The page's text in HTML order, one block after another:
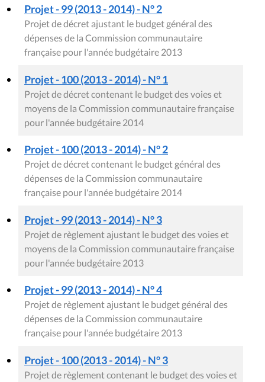
Projet - 99 (2013 - 2014) - N° 2
Projet de décret ajustant le budget général des
dépenses de la Commission communautaire
française pour l'année budgétaire 2013
Projet - 100 (2013 - 2014) - N° 1
Projet de décret contenant le budget des voies et
moyens de la Commission communautaire française
pour l'année budgétaire 2014
Projet - 100 (2013 - 2014) - N° 2
Projet de décret contenant le budget général des
dépenses de la Commission communautaire
française pour l'année budgétaire 2014
Projet - 99 (2013 - 2014) - N° 3
Projet de règlement ajustant le budget des voies et
moyens de la Commission communautaire française
pour l'année budgétaire 2013
Projet - 99 (2013 - 2014) - N° 4
Projet de règlement ajustant le budget général des
dépenses de la Commission communautaire
française pour l'année budgétaire 2013
Projet - 100 (2013 - 2014) - N° 3
Projet de règlement contenant le budget des voies et